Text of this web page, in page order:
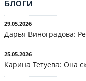
БЛОГИ
29.05.2026
Дарья Виноградова:
25.05.2026
Карина Тетуева: Она